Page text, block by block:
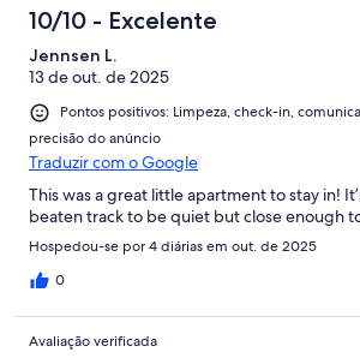
10/10 - Excelente
Jennsen L.
13 de out. de 2025
Pontos positivos: Limpeza, check-in,
precisão do anúncio
Traduzir com o Google
This was a great little apartment to stay in!
beaten track to be quiet but close enough
Hospedou-se por 4 diárias em out. de 2025
0
Avaliação verificada